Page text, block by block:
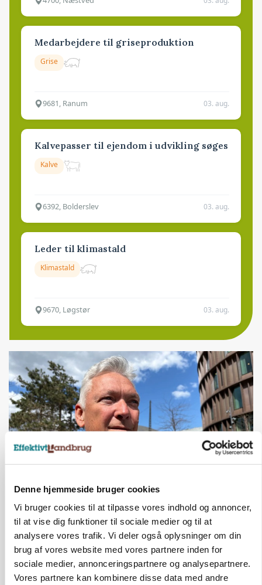
Denne hjemmeside bruger cookies
Vi bruger cookies til at tilpasse vores indhold og annoncer,
til at vise dig funktioner til sociale medier og til at
analysere vores trafik. Vi deler også oplysninger om din
brug af vores website med vores partnere inden for
sociale medier, annonceringspartnere og analysepartnere.
Vores partnere kan kombinere disse data med andre
Medarbejdere til griseproduktion
Grise
9681, Ranum 03. aug.
Kalvepasser til ejendom i udvikling søges
Kalve
6392, Bolderslev 03. aug.
Leder til klimastald
Klimastald
9670, Løgstør 03. aug.
CAP-I-DANMARK
Fjerkræbranchen: - Vi forlanger ens
konkurrence- og produktionsvilkår